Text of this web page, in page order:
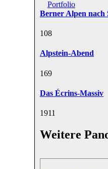
Portfolio
Berner Alpen nach
108
Alpstein-Abend
169
Das Écrins-Massiv
1911
Weitere